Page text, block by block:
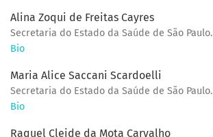
Alina Zoqui de Freitas Cayres
Secretaria do Estado da Saúde de São Paulo.
Bio
Maria Alice Saccani Scardoelli
Secretaria do Estado da Saúde de São Paulo.
Bio
Raquel Cleide da Mota Carvalho